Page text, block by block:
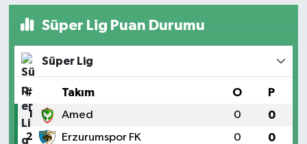
Süper Lig Puan Durumu
Süper Lig
# Takım O P
1 Amed 0 0
2 Erzurumspor FK 0 0